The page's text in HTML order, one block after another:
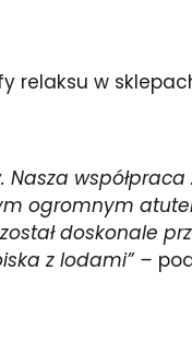
relaksu w
ogromnym
doskonale
z lodami” –